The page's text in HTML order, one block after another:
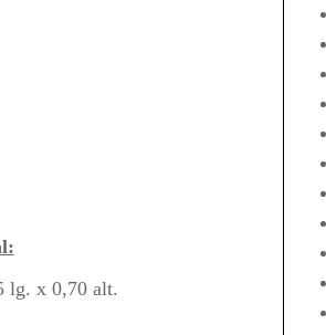
lg. x 0,70 alt.